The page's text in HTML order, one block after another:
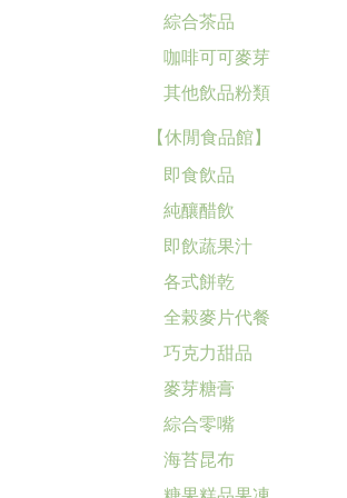
綜合茶品
咖啡可可麥芽
其他飲品粉類
【休閒食品館】
即食飲品
純釀醋飲
即飲蔬果汁
各式餅乾
全榖麥片代餐
巧克力甜品
麥芽糖膏
綜合零嘴
海苔昆布